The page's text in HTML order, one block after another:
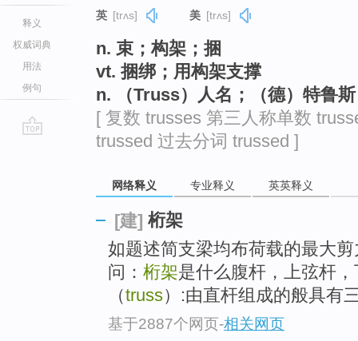
释义
权威词典
用法
例句
英 [trʌs] 美 [trʌs]
n. 束；构架；捆
vt. 捆绑；用构架支撑
n. （Truss）人名；（德）特鲁
[ 复数 trusses 第三人称单数
trussed 过去分词 trussed ]
网络释义 专业释义 英英释义
[建] 桁架
如题述简支梁均布荷载的最大
问： 桁架是什么腹杆，上弦杆
（truss）:由直杆组成的般具有
基于2887个网页-相关网页